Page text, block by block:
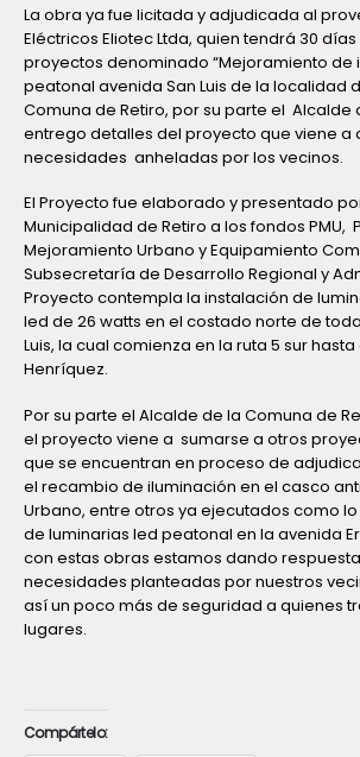
La obra ya fue licitada y adjudicada al
Eléctricos Eliotec Ltda, quien tendrá 30
proyectos denominado “Mejoramiento de
peatonal avenida San Luis de la localidad
Comuna de Retiro, por su parte el Alcalde
entrego detalles del proyecto que viene a
necesidades anheladas por los vecinos.
El Proyecto fue elaborado y presentado
Municipalidad de Retiro a los fondos PMU,
Mejoramiento Urbano y Equipamiento
Subsecretaría de Desarrollo Regional y
Proyecto contempla la instalación de
led de 26 watts en el costado norte de
Luis, la cual comienza en la ruta 5 sur
Henríquez.
Por su parte el Alcalde de la Comuna de
el proyecto viene a sumarse a otros
que se encuentran en proceso de
el recambio de iluminación en el casco
Urbano, entre otros ya ejecutados como
de luminarias led peatonal en la avenida
con estas obras estamos dando
necesidades planteadas por nuestros
así un poco más de seguridad a quienes
lugares.
Compártelo: